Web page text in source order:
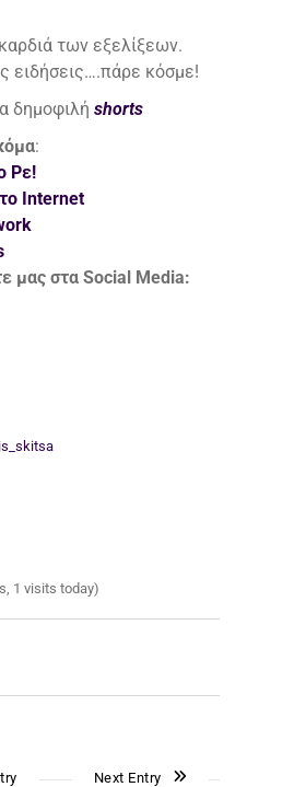
των εξελίξεων.
ειδήσεις….πάρε κόσμε!
δημοφιλή shorts
:
Ρε!
Internet
μας στα Social Media:
1 visits today)
Next Entry